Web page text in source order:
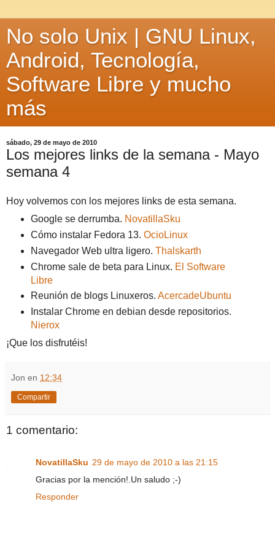
No solo Unix | GNU Linux,
Android, Tecnología,
Software Libre y mucho
más
sábado, 29 de mayo de 2010
Los mejores links de la semana - Mayo
semana 4
Hoy volvemos con los mejores links de esta semana.
Google se derrumba. NovatillaSku
Cómo instalar Fedora 13. OcioLinux
Navegador Web ultra ligero. Thalskarth
Chrome sale de beta para Linux. El Software
Libre
Reunión de blogs Linuxeros. AcercadeUbuntu
Instalar Chrome en debian desde repositorios.
Nierox
¡Que los disfrutéis!
Jon en 12:34
Compartir
1 comentario:
NovatillaSku 29 de mayo de 2010 a las 21:15
Gracias por la mención!.Un saludo ;-)
Responder